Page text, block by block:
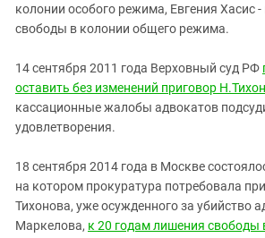
колонии особого режима, Евгения Хасис
свободы в колонии общего режима.
14 сентября 2011 года Верховный суд РФ
оставить без изменений приговор
кассационные жалобы адвокатов
удовлетворения.
18 сентября 2014 года в Москве
на котором прокуратура потребовала
Тихонова, уже осужденного за убийство
Маркелова, к 20 годам лишения свободы